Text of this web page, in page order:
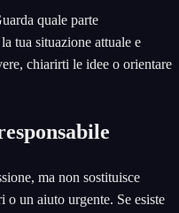
quale parte
tua situazione attuale e
chiarirti le idee o orientare
ma non sostituisce
un aiuto urgente. Se esiste